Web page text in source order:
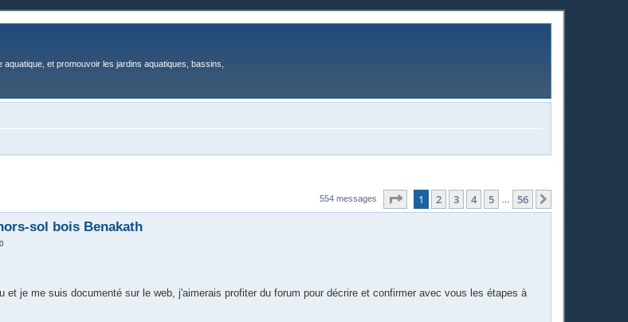
et promouvoir les jardins aquatiques, bassins,
554 messages Page sur56
1 2 3 4 5 56
sol bois Benakath
et je me suis documenté sur le web, j'aimerais profiter du forum pour décrire et confirmer avec vous les étapes à